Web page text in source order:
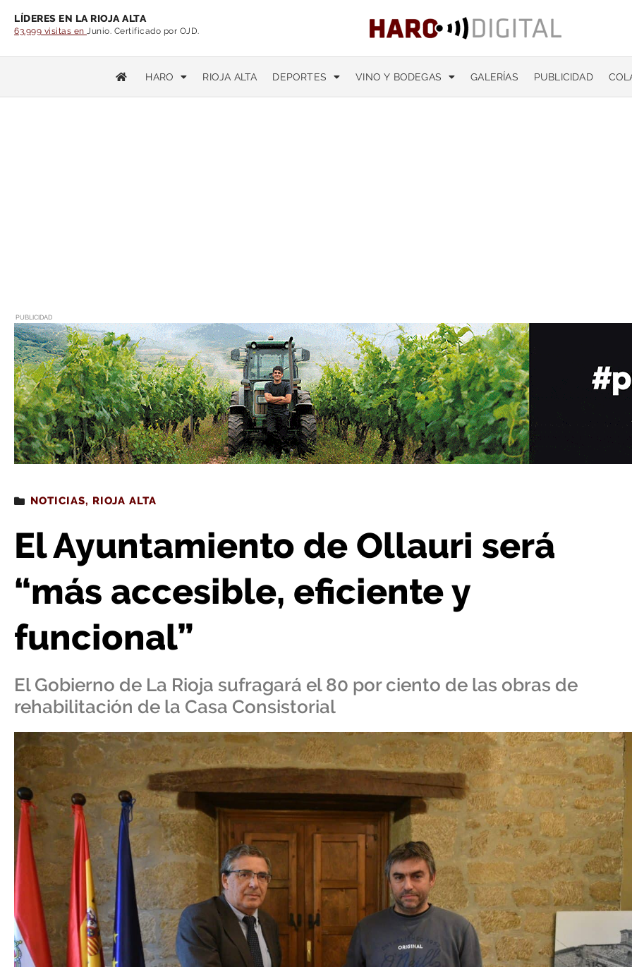
LÍDERES EN LA RIOJA ALTA
63.999 visitas en Junio. Certificado por OJD.
HARO RIOJA ALTA DEPORTES VINO Y BODEGAS GALERÍAS PUBLICIDAD
PUBLICIDAD
Estás leyendo: El Ayuntamiento de Ollauri será “más accesible, eficiente y funcional”
NOTICIAS, RIOJA ALTA
El Ayuntamiento de Ollauri será
“más accesible, eficiente y
funcional”
El Gobierno de La Rioja sufragará el 80 por ciento de las obras de
rehabilitación de la Casa Consistorial